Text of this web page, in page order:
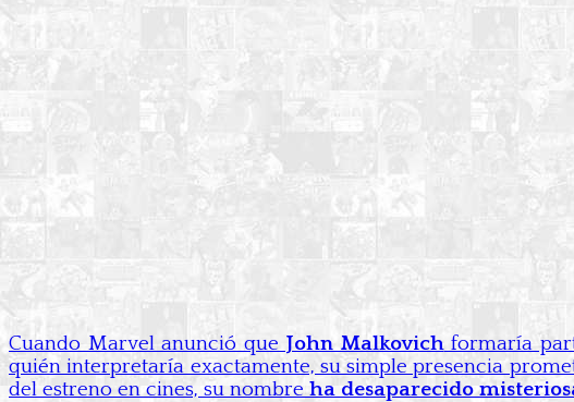
Cuando Marvel anunció que John Malkovichformaría
quién interpretaría exactamente, su simple presencia
del estreno en cines, su nombreha desaparecido